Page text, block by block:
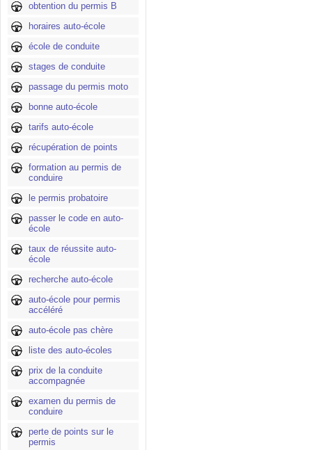
obtention du permis B
horaires auto-école
école de conduite
stages de conduite
passage du permis moto
bonne auto-école
tarifs auto-école
récupération de points
formation au permis de
conduire
le permis probatoire
passer le code en auto-
école
taux de réussite auto-
école
recherche auto-école
auto-école pour permis
accéléré
auto-école pas chère
liste des auto-écoles
prix de la conduite
accompagnée
examen du permis de
conduire
perte de points sur le
permis